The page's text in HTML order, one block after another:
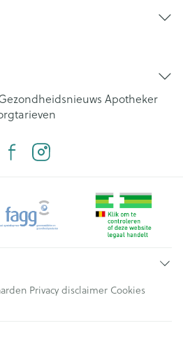
Apotheker
Privacy disclaimer Cookies